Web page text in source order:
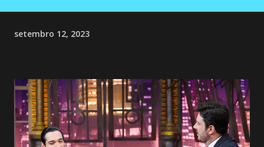
setembro 12, 2023